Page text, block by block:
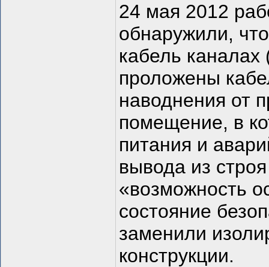
24 мая 2012
обнаружили,
кабель
проложены
наводнения от
помещение, в
питания и
вывода из
«возможность
состояние
заменили
конструкции.